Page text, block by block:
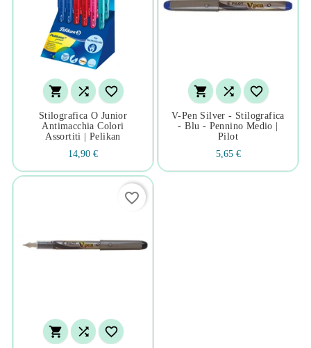
  
Stilografica O Junior
Antimacchia Colori
Assortiti | Pelikan
14,90 €
  
V-Pen Silver - Stilografica
- Blu - Pennino Medio |
Pilot
5,65 €
  
favorite_border